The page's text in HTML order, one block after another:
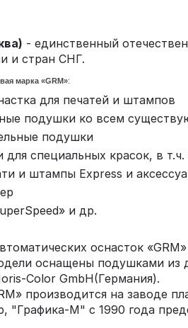
- единственный
и стран СНГ.
марка «GRM»:
для печатей и штампов
подушки ко всем
подушки
специальных красок, в т.ч.
и штампы Express и
и др.
оснасток
оснащены подушками из
Color GmbH(Германия).
производится на заводе
"Графика-М" c 1990 года